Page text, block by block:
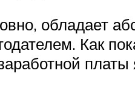
обладает
Как